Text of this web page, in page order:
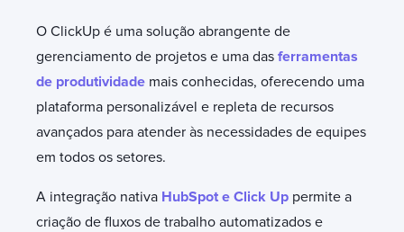
O ClickUp é uma solução abrangente de
gerenciamento de projetos e uma das ferramentas
de produtividade mais conhecidas, oferecendo uma
plataforma personalizável e repleta de recursos
avançados para atender às necessidades de equipes
em todos os setores.
A integração nativa HubSpot e Click Up permite a
criação de fluxos de trabalho automatizados e